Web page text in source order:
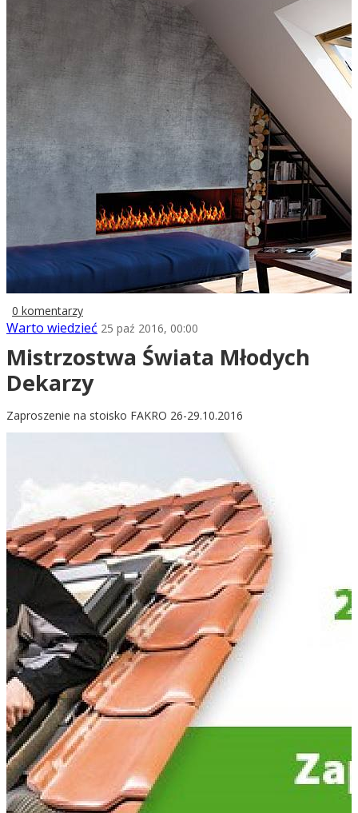
0 komentarzy
Warto wiedzieć 25 paź 2016, 00:00
Mistrzostwa Świata Młodych
Dekarzy
Zaproszenie na stoisko FAKRO 26-29.10.2016